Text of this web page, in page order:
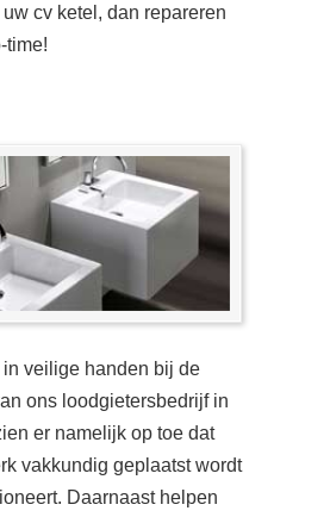
cv ketel, dan repareren
time!
veilige handen bij de
ons loodgietersbedrijf in
er namelijk op toe dat
vakkundig geplaatst wordt
Daarnaast helpen